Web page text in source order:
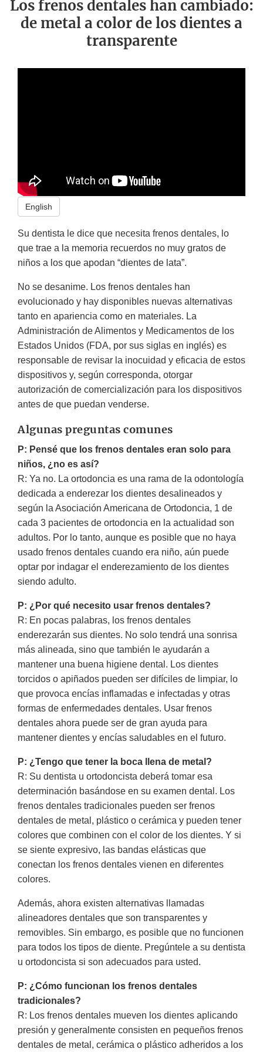
Los frenos dentales han cambiado:
de metal a color de los dientes a
transparente
English
Su dentista le dice que necesita frenos dentales, lo
que trae a la memoria recuerdos no muy gratos de
niños a los que apodan “dientes de lata”.
No se desanime. Los frenos dentales han
evolucionado y hay disponibles nuevas alternativas
tanto en apariencia como en materiales. La
Administración de Alimentos y Medicamentos de los
Estados Unidos (FDA, por sus siglas en inglés) es
responsable de revisar la inocuidad y eficacia de estos
dispositivos y, según corresponda, otorgar
autorización de comercialización para los dispositivos
antes de que puedan venderse.
Algunas preguntas comunes
P: Pensé que los frenos dentales eran solo para
niños, ¿no es así?
R: Ya no. La ortodoncia es una rama de la odontología
dedicada a enderezar los dientes desalineados y
según la Asociación Americana de Ortodoncia, 1 de
cada 3 pacientes de ortodoncia en la actualidad son
adultos. Por lo tanto, aunque es posible que no haya
usado frenos dentales cuando era niño, aún puede
optar por indagar el enderezamiento de los dientes
siendo adulto.
P: ¿Por qué necesito usar frenos dentales?
R: En pocas palabras, los frenos dentales
enderezarán sus dientes. No solo tendrá una sonrisa
más alineada, sino que también le ayudarán a
mantener una buena higiene dental. Los dientes
torcidos o apiñados pueden ser difíciles de limpiar, lo
que provoca encías inflamadas e infectadas y otras
formas de enfermedades dentales. Usar frenos
dentales ahora puede ser de gran ayuda para
mantener dientes y encías saludables en el futuro.
P: ¿Tengo que tener la boca llena de metal?
R: Su dentista u ortodoncista deberá tomar esa
determinación basándose en su examen dental. Los
frenos dentales tradicionales pueden ser frenos
dentales de metal, plástico o cerámica y pueden tener
colores que combinen con el color de los dientes. Y si
se siente expresivo, las bandas elásticas que
conectan los frenos dentales vienen en diferentes
colores.
Además, ahora existen alternativas llamadas
alineadores dentales que son transparentes y
removibles. Sin embargo, es posible que no funcionen
para todos los tipos de diente. Pregúntele a su dentista
u ortodoncista si son adecuados para usted.
P: ¿Cómo funcionan los frenos dentales
tradicionales?
R: Los frenos dentales mueven los dientes aplicando
presión y generalmente consisten en pequeños frenos
dentales de metal, cerámica o plástico adheridos a los